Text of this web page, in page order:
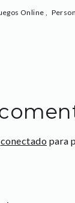
Online ,
conectado para